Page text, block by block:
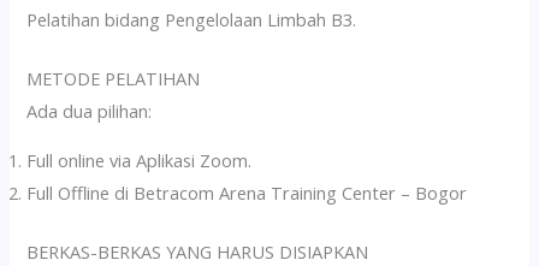
Pelatihan bidang Pengelolaan Limbah B3.
METODE PELATIHAN
Ada dua pilihan:
Full online via Aplikasi Zoom.
Full Offline di Betracom Arena Training Center – Bogor
BERKAS-BERKAS YANG HARUS DISIAPKAN